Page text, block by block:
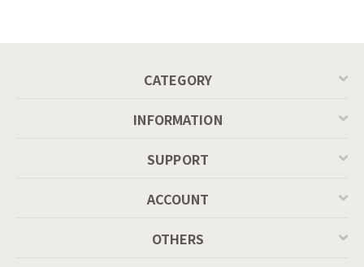
CATEGORY
INFORMATION
SUPPORT
ACCOUNT
OTHERS